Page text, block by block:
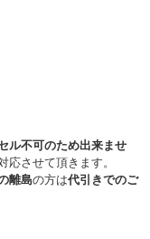
ル不可のため出来ませ
応させて頂きます。
離島の方は代引きでのご